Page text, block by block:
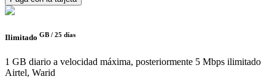
Ilimitado GB / 25 días
1 GB diario a velocidad máxima, posteriormente 5 Mbps ilimitado
Airtel, Warid